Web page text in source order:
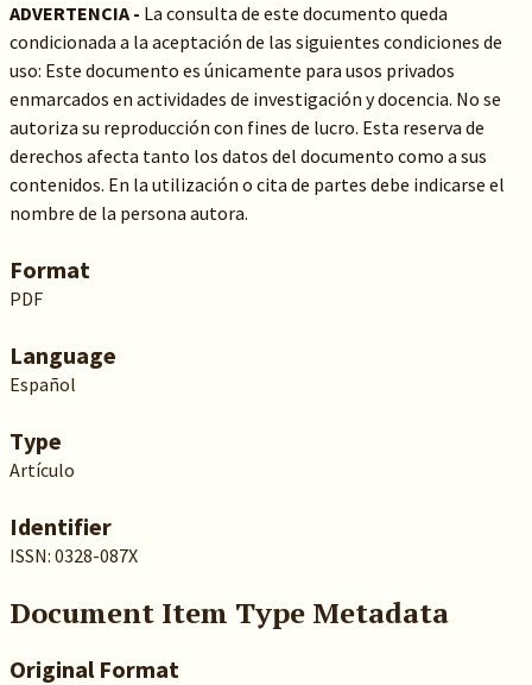
ADVERTENCIA - La consulta de este documento queda
condicionada a la aceptación de las siguientes condiciones de
uso: Este documento es únicamente para usos privados
enmarcados en actividades de investigación y docencia. No se
autoriza su reproducción con fines de lucro. Esta reserva de
derechos afecta tanto los datos del documento como a sus
contenidos. En la utilización o cita de partes debe indicarse el
nombre de la persona autora.
Format
PDF
Language
Español
Type
Artículo
Identifier
ISSN: 0328-087X
Document Item Type Metadata
Original Format